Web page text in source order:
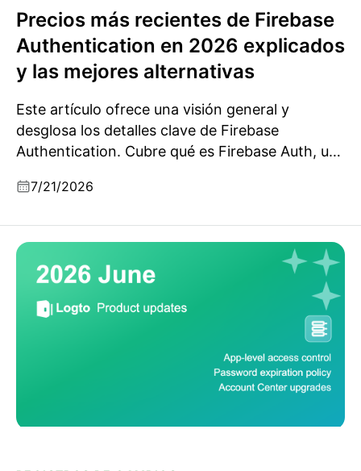
Precios más recientes de Firebase
Authentication en 2026 explicados
y las mejores alternativas
Este artículo ofrece una visión general y
desglosa los detalles clave de Firebase
Authentication. Cubre qué es Firebase Auth, un
mejores alternativas a Firebase Auth.
7/21/2026
Actualizaciones de producto de Logto